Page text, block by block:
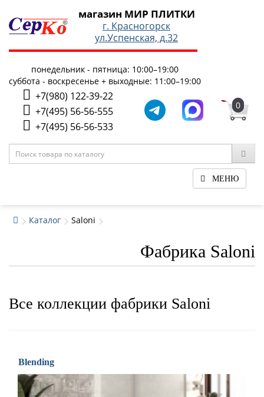
магазин МИР ПЛИТКИ
г. Красногорск
ул.Успенская, д.32
понедельник - пятница: 10:00–19:00
суббота - воскресенье + выходные: 11:00–19:00
+7(980) 122-39-22
+7(495) 56-56-555
+7(495) 56-56-533
0
МЕНЮ
Каталог Saloni
Фабрика Saloni
Все коллекции фабрики Saloni
Blending